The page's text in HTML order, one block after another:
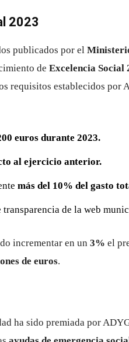
2023
publicados por el
de Excelencia Social
requisitos establecidos por
euros durante 2023.
al ejercicio anterior.
más del 10% del gasto
de la web
incrementar en un 3% el
de euros.
ha sido premiada por